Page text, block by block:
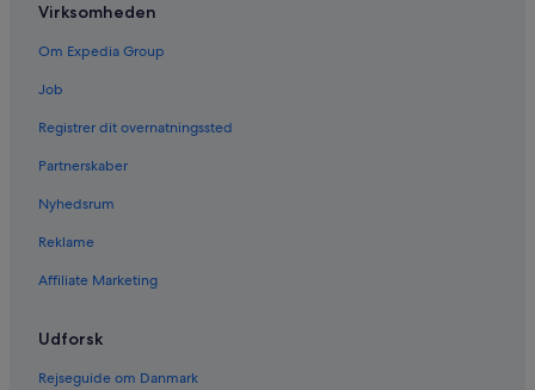
Virksomheden
Om Expedia Group
Job
Registrer dit overnatningssted
Partnerskaber
Nyhedsrum
Reklame
Affiliate Marketing
Udforsk
Rejseguide om Danmark